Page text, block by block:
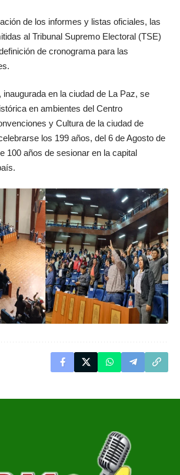
de los informes y listas oficiales, las
al Tribunal Supremo Electoral (TSE)
de cronograma para las
inaugurada en la ciudad de La Paz, se
en ambientes del Centro
y Cultura de la ciudad de
los 199 años, del 6 de Agosto de
100 años de sesionar en la capital